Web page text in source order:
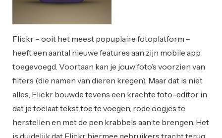
Flickr – ooit het meest popuplaire fotoplatform –
heeft een aantal nieuwe features aan zijn mobile app
toegevoegd. Voortaan kan je jouw foto’s voorzien van
filters (die namen van dieren kregen). Maar dat is niet
alles, Flickr bouwde tevens een krachte foto-editor in
dat je toelaat tekst toe te voegen, rode oogjes te
herstellen en met de pen krabbels aan te brengen. Het
is duidelijk dat Flickr hiermee gebruikers tracht terug